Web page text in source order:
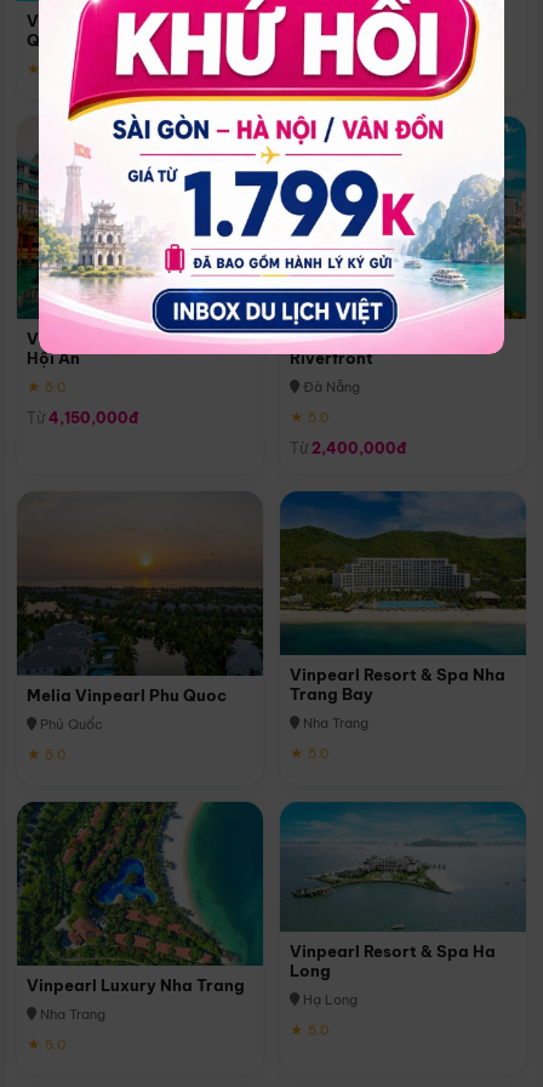
Vinpearl Resort & Spa Phu
Quoc
★ 5.0
Quoc
Phú Quốc
★ 5.0
Vinpearl Resort & Golf Nam
Hội An
★ 5.0
Từ 4,150,000đ
Melia Vinpearl Danang
Riverfront
Đà Nẵng
★ 5.0
Từ 2,400,000đ
Melia Vinpearl Phu Quoc
Phú Quốc
★ 5.0
Vinpearl Resort & Spa Nha
Trang Bay
Nha Trang
★ 5.0
Vinpearl Luxury Nha Trang
Nha Trang
★ 5.0
Vinpearl Resort & Spa Ha
Long
Hạ Long
★ 5.0